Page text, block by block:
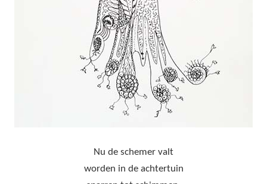
Nu de schemer valt
worden in de achtertuin